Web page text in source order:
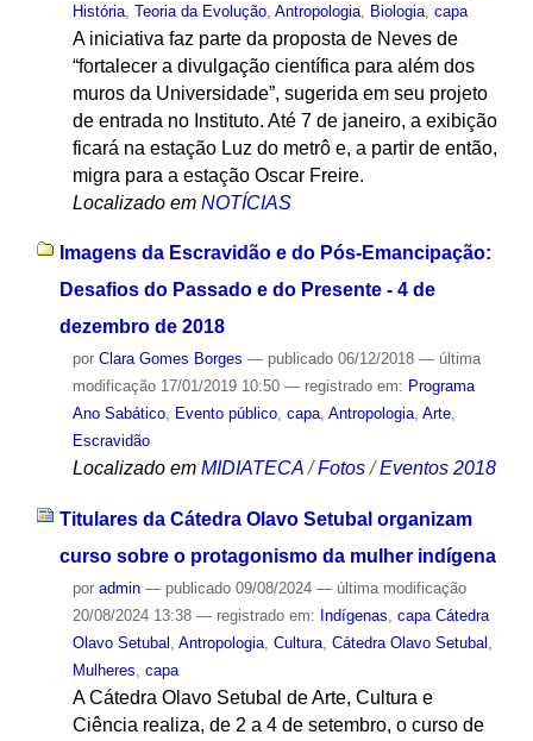
História, Teoria da Evolução, Antropologia, Biologia, capa
A iniciativa faz parte da proposta de Neves de
“fortalecer a divulgação científica para além dos
muros da Universidade”, sugerida em seu projeto
de entrada no Instituto. Até 7 de janeiro, a exibição
ficará na estação Luz do metrô e, a partir de então,
migra para a estação Oscar Freire.
Localizado em NOTÍCIAS
Imagens da Escravidão e do Pós-Emancipação:
Desafios do Passado e do Presente - 4 de
dezembro de 2018
por Clara Gomes Borges — publicado06/12/2018 — última
modificação17/01/2019 10:50 — registrado em: Programa
Ano Sabático, Evento público, capa, Antropologia, Arte,
Escravidão
Localizado em MIDIATECA /Fotos /Eventos 2018
Titulares da Cátedra Olavo Setubal organizam
curso sobre o protagonismo da mulher indígena
por admin — publicado09/08/2024 — última modificação
20/08/2024 13:38 — registrado em: Indígenas, capa Cátedra
Olavo Setubal , Antropologia, Cultura, Cátedra Olavo Setubal ,
Mulheres, capa
A Cátedra Olavo Setubal de Arte, Cultura e
Ciência realiza, de 2 a 4 de setembro, o curso de